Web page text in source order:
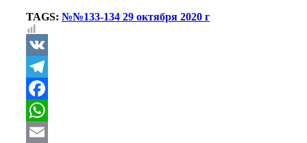
TAGS: №№133-134 29 октября 2020 г
VK
Telegram
Facebook
WhatsApp